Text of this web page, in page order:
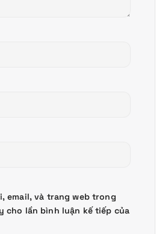
email, và trang web trong
cho lần bình luận kế tiếp của